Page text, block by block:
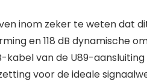
inom zeker te weten dat
en 118 dB dynamische
kabel van de U89-
voor de ideale